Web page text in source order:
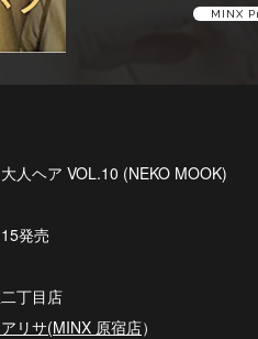
MINX
人ヘア VOL.10 (NEKO MOOK)
発売
丁目店
リサ(MINX 原宿店）